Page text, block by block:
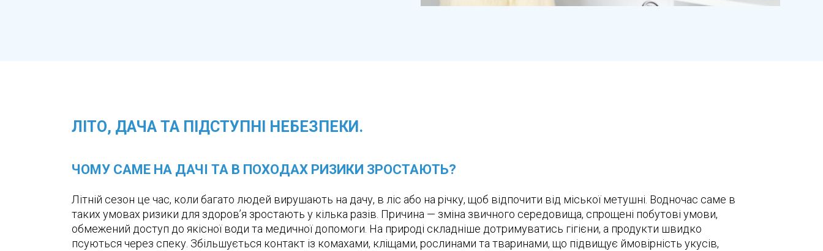
ЛІТО, ДАЧА ТА ПІДСТУПНІ НЕБЕЗПЕКИ.
ЧОМУ САМЕ НА ДАЧІ ТА В ПОХОДАХ РИЗИКИ ЗРОСТАЮТЬ?
Літній сезон це час, коли багато людей вирушають на дачу, в ліс або на річку, щоб відпочити від міської метушні. Водночас саме в
таких умовах ризики для здоров’я зростають у кілька разів. Причина — зміна звичного середовища, спрощені побутові умови,
обмежений доступ до якісної води та медичної допомоги. На природі складніше дотримуватись гігієни, а продукти швидко
псуються через спеку. Збільшується контакт із комахами, кліщами, рослинами та тваринами, що підвищує ймовірність укусів,